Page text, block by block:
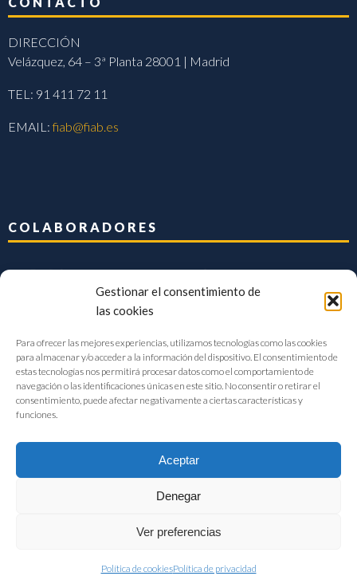
Gestionar el consentimiento de
las cookies
Para ofrecer las mejores experiencias, utilizamos tecnologías como las cookies
para almacenar y/o acceder a la información del dispositivo. El consentimiento de
estas tecnologías nos permitirá procesar datos como el comportamiento de
navegación o las identificaciones únicas en este sitio. No consentir o retirar el
consentimiento, puede afectar negativamente a ciertas características y
funciones.
Aceptar
Denegar
Ver preferencias
Política de cookiesPolítica de privacidad
DIRECCIÓN
Velázquez, 64 – 3ª Planta 28001 | Madrid
TEL: 91 411 72 11
EMAIL:fiab@fiab.es
COLABORADORES
FIAB Federación Española de Industrias de la Alimentación y Bebidas